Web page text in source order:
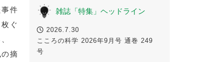
件
ぐ
摘
雑誌「特集」ヘッドライン
2026.7.30
こころの科学 2026年9月号 通巻 249
号